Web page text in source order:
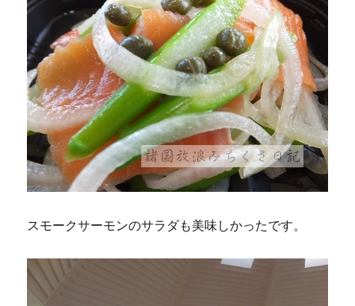
スモークサーモンのサラダも美味しかったです。